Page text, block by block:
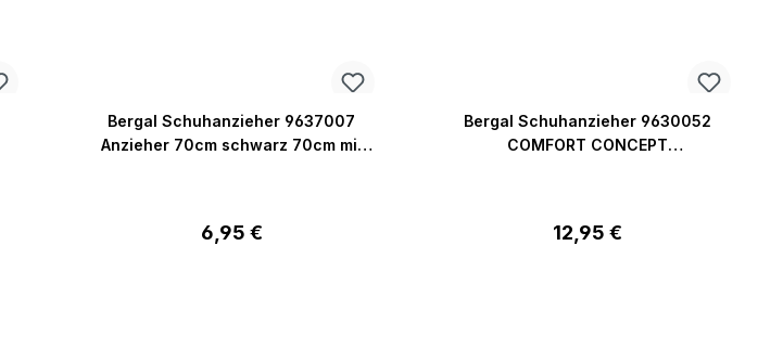
Bergal Schuhanzieher 9637007
Anzieher 70cm schwarz 70cm mit
Regulärer Preis:
6,95 €
Bergal Schuhanzieher 9630052
COMFORT CONCEPT
Regulärer Preis:
12,95 €